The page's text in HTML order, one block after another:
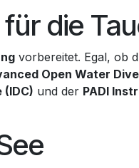
die
vorbereitet. Egal, ob
Open Water
und der PADI